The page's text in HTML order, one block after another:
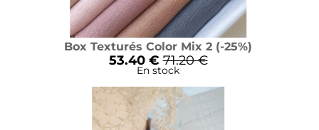
Box Texturés Color Mix 2 (-25%)
53.40 € 71.20 €
En stock